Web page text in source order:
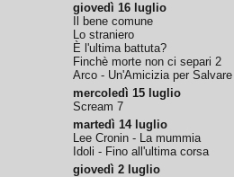
giovedì 16 luglio
Il bene comune
Lo straniero
È l'ultima battuta?
Finchè morte non ci separi 2
Arco - Un'Amicizia per
mercoledì 15 luglio
Scream 7
martedì 14 luglio
Lee Cronin - La mummia
Idoli - Fino all'ultima corsa
giovedì 2 luglio